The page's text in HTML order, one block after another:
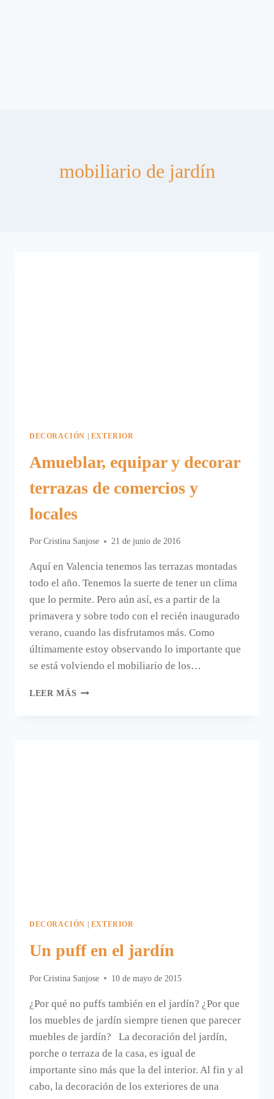
mobiliario de jardín
DECORACIÓN | EXTERIOR
Amueblar, equipar y decorar
terrazas de comercios y
locales
Por Cristina Sanjose 21 de junio de 2016
Aquí en Valencia tenemos las terrazas montadas
todo el año. Tenemos la suerte de tener un clima
que lo permite. Pero aún así, es a partir de la
primavera y sobre todo con el recién inaugurado
verano, cuando las disfrutamos más. Como
últimamente estoy observando lo importante que
se está volviendo el mobiliario de los…
LEER MÁS AMUEBLAR,
DECORACIÓN EXTERIOR
Un puff en el jardín
Por Cristina Sanjose 10 de mayo de 2015
¿Por qué no puffs también en el jardín? ¿Por que
los muebles de jardín siempre tienen que parecer
muebles de jardín? La decoración del jardín,
porche o terraza de la casa, es igual de
importante sino más que la del interior. Al fin y al
cabo, la decoración de los exteriores de una